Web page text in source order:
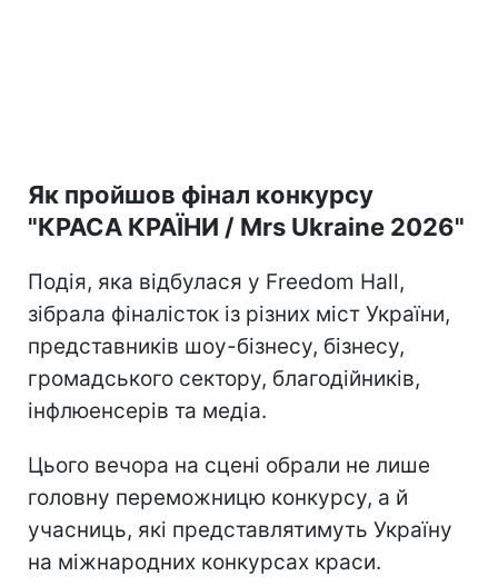
Як пройшов фінал конкурсу
"КРАСА КРАЇНИ / Mrs Ukraine 2026"
Подія, яка відбулася у Freedom Hall,
зібрала фіналісток із різних міст України,
представників шоу-бізнесу, бізнесу,
громадського сектору, благодійників,
інфлюенсерів та медіа.
Цього вечора на сцені обрали не лише
головну переможницю конкурсу, а й
учасниць, які представлятимуть Україну
на міжнародних конкурсах краси.